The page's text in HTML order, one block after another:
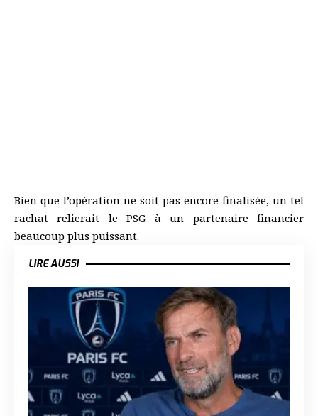
Bien que l’opération ne soit pas encore finalisée, un tel
rachat relierait le PSG à un partenaire financier
beaucoup plus puissant.
LIRE AUSSI